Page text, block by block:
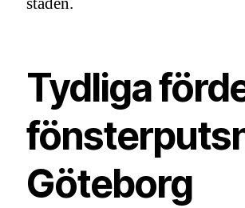
Tydliga
Göteborg